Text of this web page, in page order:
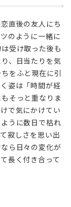
直後の友人にち
のように一緒に
受け取った後も
、日当たりを気
をふと現在に引
姿は「時間が経
そっと重なりま
で気にかけてい
うに数日で枯れ
寂しさを思い出
ら日々の変化が
長く付き合って